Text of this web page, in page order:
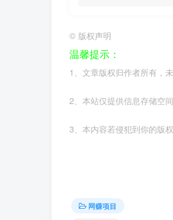
© 版权声明
温馨提示：
1、文章版权归作者所有，
2、本站仅提供信息存储空
3、本内容若侵犯到你的版
网赚项目